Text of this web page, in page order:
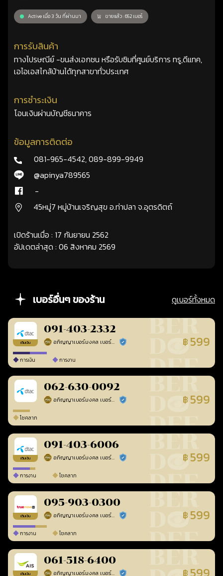
Active เมื่อ 3 วัน ที่ผ่านมา ขายแล้ว : 652 เบอร์
การรับสินค้า
ทางไปรษณีย์ -ขนส่งเอกชน หรือรับซิมที่ศูนย์บริการ ทรู,ดีแทค,
เอไอเอสไกล้บ้านได้ทุกสาขาทั่วประเทศ
การชำระเงิน
โอนเงินผ่านบัญชีธนาคาร
ข้อมูลการติดต่อ
081-965-4542,089-899-9949
@apinya789565
-
45หมู่7 หมู่บ้านเจริญสุข อ.ท่าปลา จ.อุตรดิตถ์
เปิดร้านเมื่อ : 17 กันยายน 2562
อัปเดตล่าสุด : 06 สิงหาคม 2569
เบอร์อื่นๆ ของร้าน ดูเบอร์ทั้งหมด
เติมเงิน
091-403-2332
อภิญญาเบอร์มงคล เบอร์สวยเลขศาสตร์ ร้านยืนยันแล้ว ฿ 599
การเงิน การงาน
062-630-0092
อภิญญาเบอร์มงคล เบอร์สวยเลขศาสตร์ ร้านยืนยันแล้ว ฿ 599
โชคลาภ
เติมเงิน
091-403-6006
อภิญญาเบอร์มงคล เบอร์สวยเลขศาสตร์ ร้านยืนยันแล้ว ฿ 599
การงาน โชคลาภ
เติมเงิน
095-903-0300
อภิญญาเบอร์มงคล เบอร์สวยเลขศาสตร์ ร้านยืนยันแล้ว ฿ 599
การงาน โชคลาภ
เติมเงิน
061-518-6400
อภิญญาเบอร์มงคล เบอร์สวยเลขศาสตร์ ร้านยืนยันแล้ว ฿